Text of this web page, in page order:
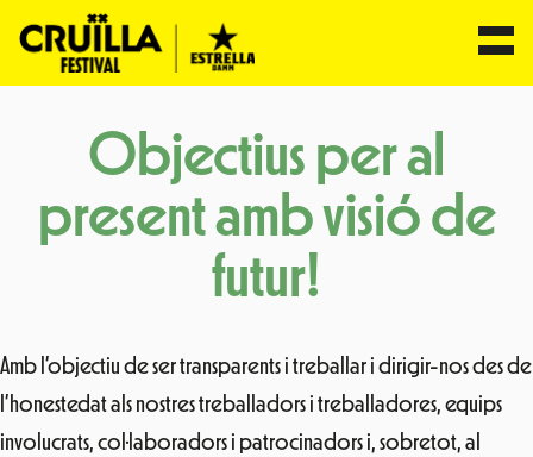
Objectius per al
present amb visió de
futur!
Amb l’objectiu de ser transparents i treballar i dirigir-nos des de
l’honestedat als nostres treballadors i treballadores, equips
involucrats, col·laboradors i patrocinadors i, sobretot, al